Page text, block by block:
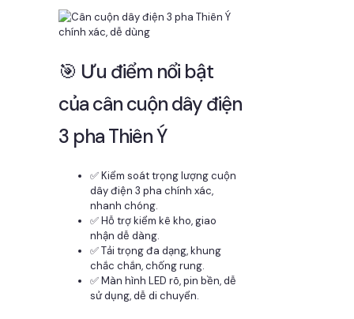
🎯 Ưu điểm nổi bật
của cân cuộn dây điện
3 pha Thiên Ý
✅ Kiểm soát trọng lượng cuộn
dây điện 3 pha chính xác,
nhanh chóng.
✅ Hỗ trợ kiểm kê kho, giao
nhận dễ dàng.
✅ Tải trọng đa dạng, khung
chắc chắn, chống rung.
✅ Màn hình LED rõ, pin bền, dễ
sử dụng, dễ di chuyển.